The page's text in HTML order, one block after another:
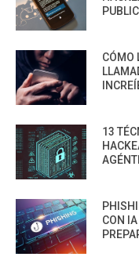
CÓMO
13
CON